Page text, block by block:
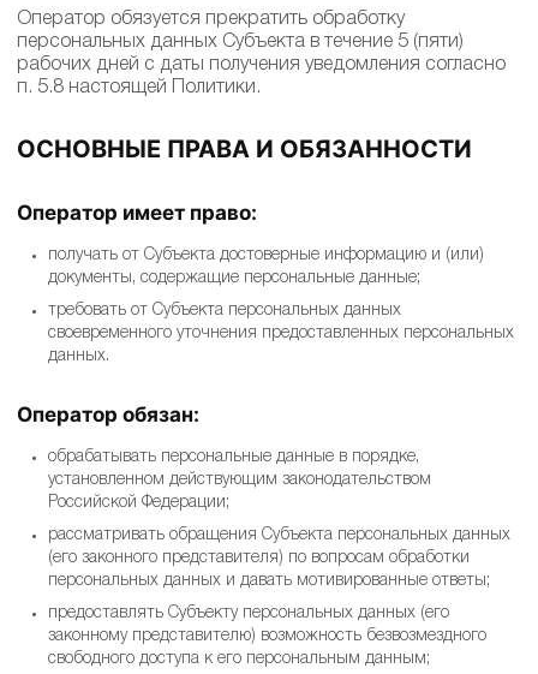
Оператор обязуется прекратить обработку
персональных данных Субъекта в течение 5 (пяти)
рабочих дней с даты получения уведомления согласно
п. 5.8 настоящей Политики.
ОСНОВНЫЕ ПРАВА И ОБЯЗАННОСТИ
Оператор имеет право:
получать от Субъекта достоверные информацию и (или)
документы, содержащие персональные данные;
требовать от Субъекта персональных данных
своевременного уточнения предоставленных персональных
данных.
Оператор обязан:
обрабатывать персональные данные в порядке,
установленном действующим законодательством
Российской Федерации;
рассматривать обращения Субъекта персональных данных
(его законного представителя) по вопросам обработки
персональных данных и давать мотивированные ответы;
предоставлять Субъекту персональных данных (его
законному представителю) возможность безвозмездного
свободного доступа к его персональным данным;